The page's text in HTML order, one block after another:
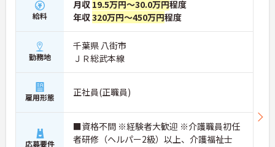
給料
月収 19.5万円～30.0万円程度
年収320万円～450万円程度
勤務地
千葉県 八街市
ＪＲ総武本線
雇用形態 正社員(正職員)
応募要件
■資格不問 ※経験者大歓迎 ※介護職員初任
者研修（ヘルパー2級）以上、介護福祉士